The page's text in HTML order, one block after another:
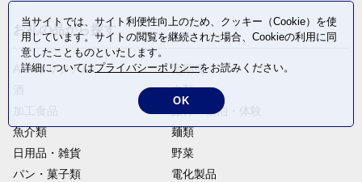
お礼の品から探す
ANAオリジナル
定期便
肉類
旅行・宿泊・体験
魚介類
麺類
日用品・雑貨
野菜
パン・菓子類
電化製品
当サイトでは、サイト利便性向上のため、クッキー（Cookie）を使
用しています。サイトの閲覧を継続された場合、Cookieの利用に同
意したことものといたします。
詳細についてはプライバシーポリシーをお読みください。
OK